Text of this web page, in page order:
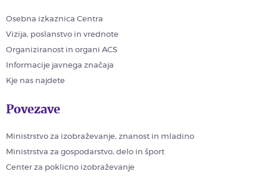
Osebna izkaznica Centra
Vizija, poslanstvo in vrednote
Organiziranost in organi ACS
Informacije javnega značaja
Kje nas najdete
Povezave
Ministrstvo za izobraževanje, znanost in mladino
Ministrstva za gospodarstvo, delo in šport
Center za poklicno izobraževanje